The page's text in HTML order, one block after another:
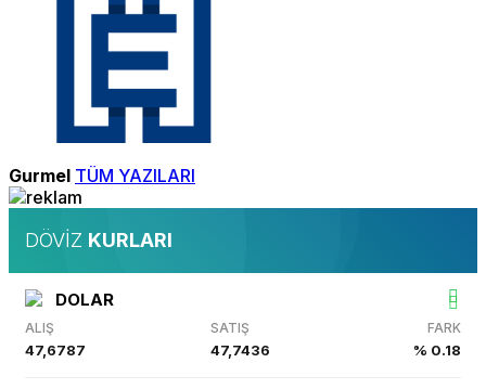
Gurmel TÜM YAZILARI
DÖVİZ KURLARI
DOLAR
ALIŞ SATIŞ FARK
47,6787 47,7436 % 0.18